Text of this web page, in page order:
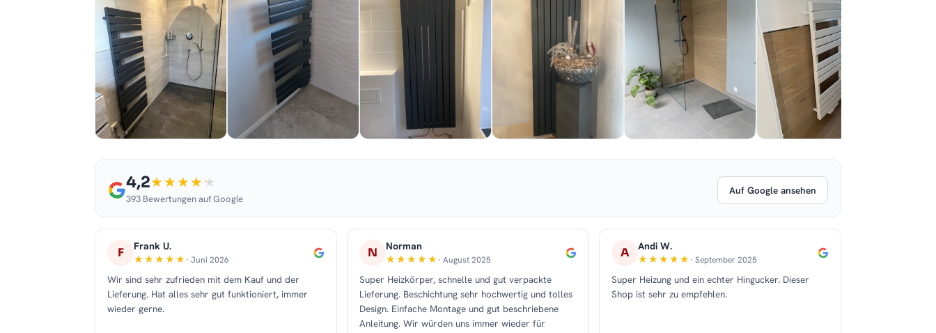
4,2
393 Bewertungen auf Google
Auf Google ansehen
F Frank U.
· Juni 2026
Wir sind sehr zufrieden mit dem Kauf und der
Lieferung. Hat alles sehr gut funktioniert, immer
wieder gerne.
N Norman
· August 2025
Super Heizkörper, schnelle und gut verpackte
Lieferung. Beschichtung sehr hochwertig und tolles
Design. Einfache Montage und gut beschriebene
Anleitung. Wir würden uns immer wieder für
A Andi W.
· September 2025
Super Heizung und ein echter Hingucker. Dieser
Shop ist sehr zu empfehlen.